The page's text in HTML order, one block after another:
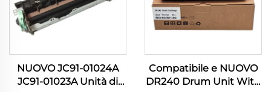
NUOVO JC91-01024A
JC91-01023A Unità di
Compatibile e NUOVO
DR240 Drum Unit With